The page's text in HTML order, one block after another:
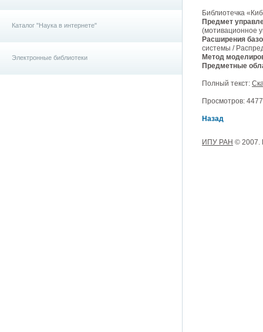
Каталог "Наука в интернете"
Электронные библиотеки
Библиотечка
Предмет
(мотивационное
Расширения
системы /
Метод
Предметные
Полный текст:
Просмотров:
Назад
ИПУ РАН © 2007.